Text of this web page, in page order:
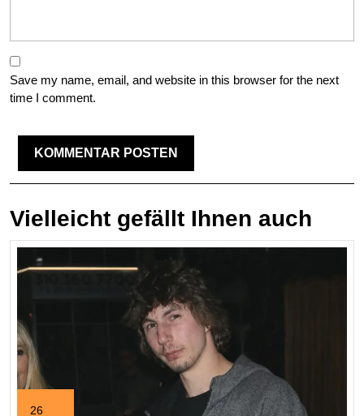
Save my name, email, and website in this browser for the next
time I comment.
Vielleicht gefällt Ihnen auch
26